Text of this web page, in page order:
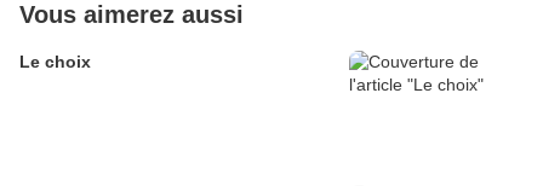
Vous aimerez aussi
Le choix